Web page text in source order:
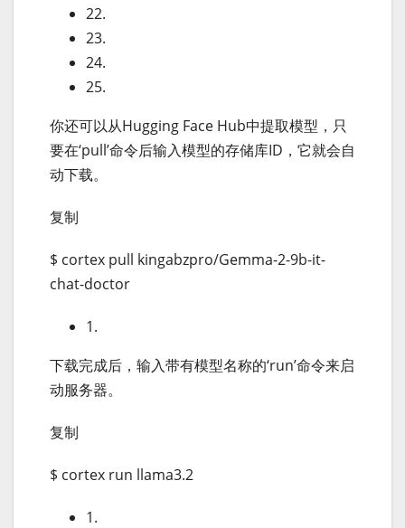
22.
23.
24.
25.
你还可以从Hugging Face Hub中提取模型，只
要在‘pull’命令后输入模型的存储库ID，它就会自
动下载。
复制
$ cortex pull kingabzpro/Gemma-2-9b-it-
chat-doctor
1.
下载完成后，输入带有模型名称的‘run’命令来启
动服务器。
复制
$ cortex run llama3.2
1.